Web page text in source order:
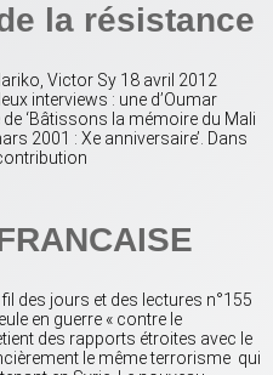
la résistance
Victor Sy 18 avril 2012
interviews : une d’Oumar
‘Bâtissons la mémoire du Mali
2001 : Xe anniversaire’. Dans
des jours et des lectures n°155
en guerre « contre le
des rapports étroites avec le
le même terrorisme qui